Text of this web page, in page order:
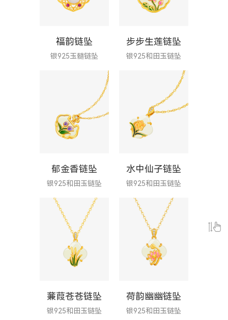
福韵链坠
银925玉髓链坠
步步生莲链坠
银925和田玉链坠
郁金香链坠
银925和田玉链坠
水中仙子链坠
银925和田玉链坠
蒹葭苍苍链坠
银925和田玉链坠
荷韵幽幽链坠
银925和田玉链坠